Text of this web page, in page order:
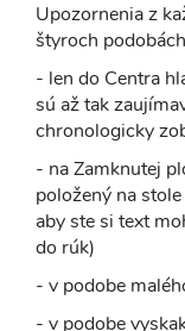
Upozornenia z
štyroch
- len do Centra
sú až tak
chronologicky
- na Zamknutej
položený na
aby ste si text
do rúk)
- v podobe
- v podobe